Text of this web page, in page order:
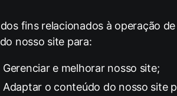
fins relacionados à operação
nosso site para:
Gerenciar e melhorar nosso site;
Adaptar o conteúdo do nosso site